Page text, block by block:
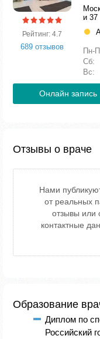
Рейтинг: 4.7
689 отзывов
и 37
Пн-
Сб:
Вс:
Онлайн запись
Отзывы о враче
Нами
от реальных
отзывы или
контактные
Образование
Диплом по
Российский